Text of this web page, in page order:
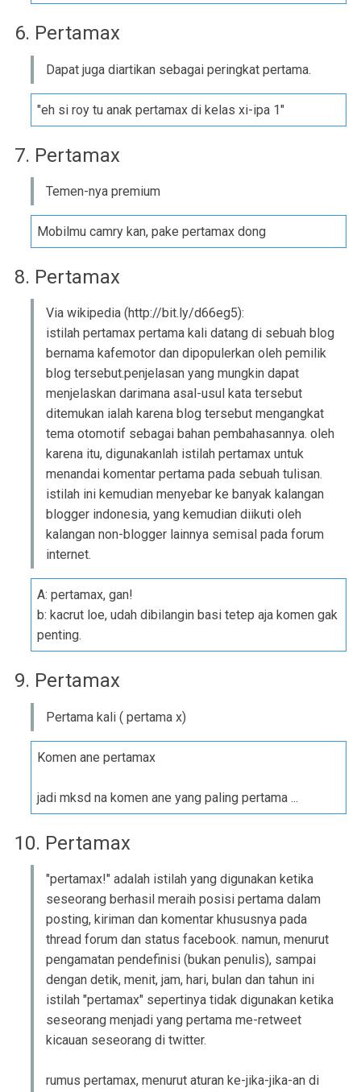
6. Pertamax
Dapat juga diartikan sebagai peringkat pertama.
"eh si roy tu anak pertamax di kelas xi-ipa 1"
7. Pertamax
Temen-nya premium
Mobilmu camry kan, pake pertamax dong
8. Pertamax
Via wikipedia (http://bit.ly/d66eg5):
istilah pertamax pertama kali datang di sebuah blog
bernama kafemotor dan dipopulerkan oleh pemilik
blog tersebut.penjelasan yang mungkin dapat
menjelaskan darimana asal-usul kata tersebut
ditemukan ialah karena blog tersebut mengangkat
tema otomotif sebagai bahan pembahasannya. oleh
karena itu, digunakanlah istilah pertamax untuk
menandai komentar pertama pada sebuah tulisan.
istilah ini kemudian menyebar ke banyak kalangan
blogger indonesia, yang kemudian diikuti oleh
kalangan non-blogger lainnya semisal pada forum
internet.
A: pertamax, gan!
b: kacrut loe, udah dibilangin basi tetep aja komen gak
penting.
9. Pertamax
Pertama kali ( pertama x)
Komen ane pertamax
jadi mksd na komen ane yang paling pertama ...
10. Pertamax
"pertamax!" adalah istilah yang digunakan ketika
seseorang berhasil meraih posisi pertama dalam
posting, kiriman dan komentar khususnya pada
thread forum dan status facebook. namun, menurut
pengamatan pendefinisi (bukan penulis), sampai
dengan detik, menit, jam, hari, bulan dan tahun ini
istilah "pertamax" sepertinya tidak digunakan ketika
seseorang menjadi yang pertama me-retweet
kicauan seseorang di twitter.
rumus pertamax, menurut aturan ke-jika-jika-an di